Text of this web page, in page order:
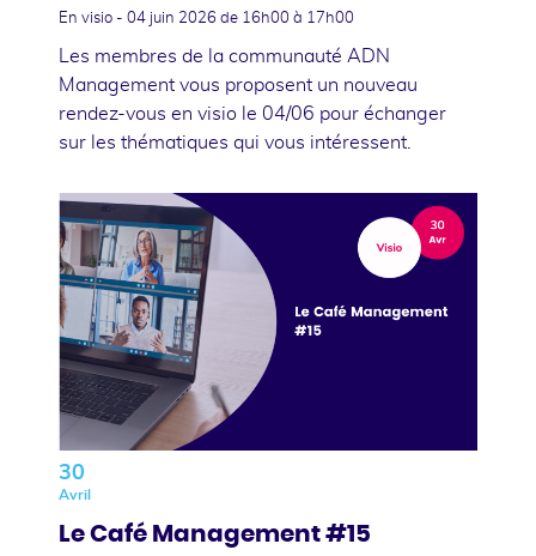
En visio - 04 juin 2026 de 16h00 à 17h00
Les membres de la communauté ADN
Management vous proposent un nouveau
rendez-vous en visio le 04/06 pour échanger
sur les thématiques qui vous intéressent.
30
Avril
Le Café Management #15